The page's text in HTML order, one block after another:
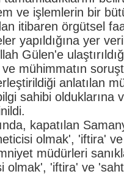
ve işlemlerin bir
itibaren örgütsel
yapıldığına yer
Gülen'e
mühimmatın
anlatılan
sahibi olduklarına
kapatılan
olmak', 'iftira'
müdürleri
olmak', 'iftira' ve